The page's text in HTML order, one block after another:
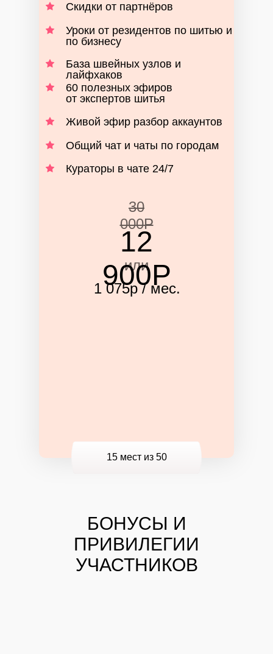
Скидки от партнёров
Уроки от резидентов по шитью и
по бизнесу
База швейных узлов и
лайфхаков
60 полезных эфиров
от экспертов шитья
Живой эфир разбор аккаунтов
Общий чат и чаты по городам
Кураторы в чате 24/7
12
900Р
30
000Р
или
1 075р / мес.
15 местиз 50
БОНУСЫ И
ПРИВИЛЕГИИ
УЧАСТНИКОВ